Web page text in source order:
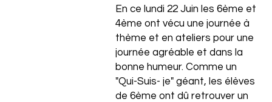
En ce lundi 22 Juin les 6ème et
4ème ont vécu une journée à
thème et en ateliers pour une
journée agréable et dans la
bonne humeur. Comme un
"Qui-Suis- je" géant, les élèves
de 6ème ont dû retrouver un